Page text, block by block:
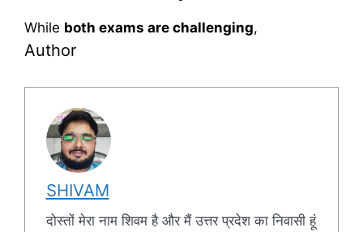
While both exams are challenging,
Author
SHIVAM
दोस्तों मेरा नाम शिवम है और मैं उत्तर प्रदेश का निवासी हूं